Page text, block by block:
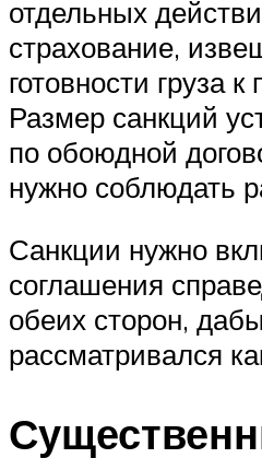
отдельных
страхование,
готовности груза
Размер санкций
по обоюдной
нужно соблюдать
Санкции нужно
соглашения
обеих сторон,
рассматривался